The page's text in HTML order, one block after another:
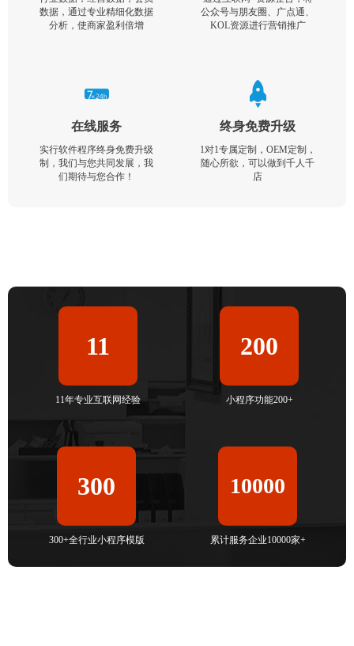
数据，通过专业精细化数据
分析，使商家盈利倍增
公众号与朋友圈、广点通、
KOL资源进行营销推广
在线服务
实行软件程序终身免费升级
制，我们与您共同发展，我
们期待与您合作！
终身免费升级
1对1专属定制，OEM定制，
随心所欲，可以做到千人千
店
11
11年专业互联网经验
200
小程序功能200+
300
300+全行业小程序模版
10000
累计服务企业10000家+